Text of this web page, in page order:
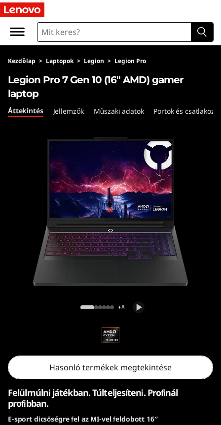
L
n
o
v
o
e
n
1
Kezdőlap > Laptopok > Legion > Legion Pro
Legion Pro 7 Gen 10 (16″ AMD) gamer
laptop
Áttekintés Jellemzők Műszaki adatok Portok és
+8
Hasonló termékek megtekintése
Felülmúlni játékban. Túlteljesíteni. Profinál
profibban.
E-sport dicsőségre fel az MI-vel feldobott 16″